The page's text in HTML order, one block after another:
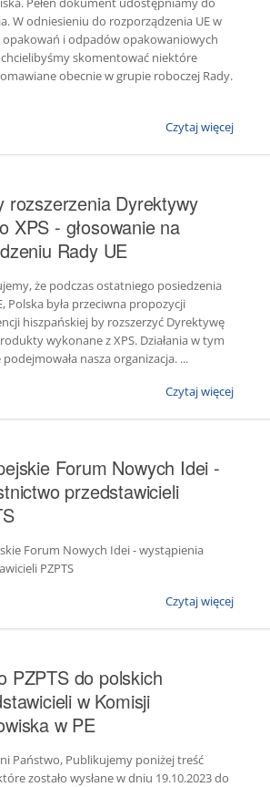
W odniesieniu do rozporządzenia UE w
opakowań i odpadów opakowaniowych
chcielibyśmy skomentować niektóre
obecnie w grupie roboczej Rady.
Czytaj więcej
rozszerzenia Dyrektywy
XPS - głosowanie na
Rady UE
że podczas ostatniego posiedzenia
Polska była przeciwna propozycji
hiszpańskiej by rozszerzyć Dyrektywę
wykonane z XPS. Działania w tym
nasza organizacja. ...
Czytaj więcej
Forum Nowych Idei -
przedstawicieli
Forum Nowych Idei - wystąpienia
PZPTS
Czytaj więcej
PZPTS do polskich
w Komisji
w PE
Państwo, Publikujemy poniżej treść
zostało wysłane w dniu 19.10.2023 do